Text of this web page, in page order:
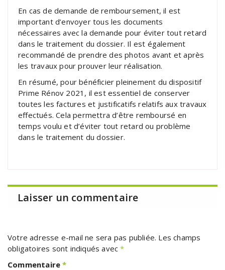
En cas de demande de remboursement, il est
important d’envoyer tous les documents
nécessaires avec la demande pour éviter tout retard
dans le traitement du dossier. Il est également
recommandé de prendre des photos avant et après
les travaux pour prouver leur réalisation.
En résumé, pour bénéficier pleinement du dispositif
Prime Rénov 2021, il est essentiel de conserver
toutes les factures et justificatifs relatifs aux travaux
effectués. Cela permettra d’être remboursé en
temps voulu et d’éviter tout retard ou problème
dans le traitement du dossier.
Laisser un commentaire
Votre adresse e-mail ne sera pas publiée. Les champs
obligatoires sont indiqués avec*
Commentaire*